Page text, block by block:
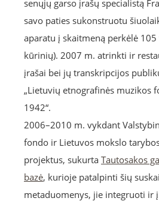
senųjų garso įrašų specialistą
savo paties sukonstruotu
aparatu į skaitmeną perkėlė
kūrinių). 2007 m. atrinkti ir
įrašai bei jų transkripcijos
„Lietuvių etnografinės muzikos
1942“.
2006–2010 m. vykdant
fondo ir Lietuvos mokslo
projektus, sukurta Tautosakos
bazė, kurioje patalpinti šių
metaduomenys, jie integruoti ir